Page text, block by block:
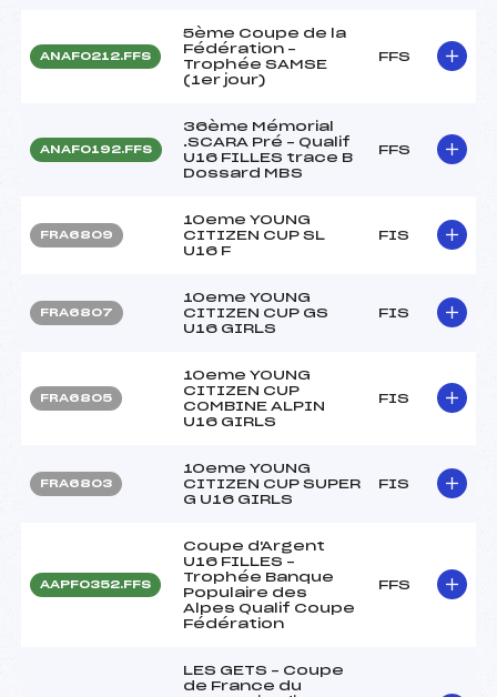
ANAF0212.FFS
5ème Coupe de la
Fédération –
Trophée SAMSE
(1er jour)
FFS
ANAF0192.FFS
36ème Mémorial
.SCARA Pré – Qualif
U16 FILLES trace B
Dossard MBS
FFS
FRA6809
10eme YOUNG
CITIZEN CUP SL
U16 F
FIS
FRA6807
10eme YOUNG
CITIZEN CUP GS
U16 GIRLS
FIS
FRA6805
10eme YOUNG
CITIZEN CUP
COMBINE ALPIN
U16 GIRLS
FIS
FRA6803
10eme YOUNG
CITIZEN CUP SUPER
G U16 GIRLS
FIS
AAPF0352.FFS
Coupe d'Argent
U16 FILLES –
Trophée Banque
Populaire des
Alpes Qualif Coupe
Fédération
FFS
LES GETS – Coupe
de France du